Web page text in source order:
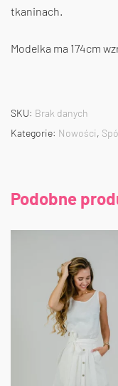
tkaninach.
Modelka ma 174cm
SKU: Brak danych
Kategorie: Nowości,
Podobne